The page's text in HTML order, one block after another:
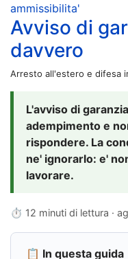
ammissibilita'
Avviso di
davvero
Arresto all'estero e difesa
L'avviso di
adempimento e
rispondere. La
ne' ignorarlo: e'
lavorare.
⏱ 12 minuti di lettura ·
📋 In questa guida